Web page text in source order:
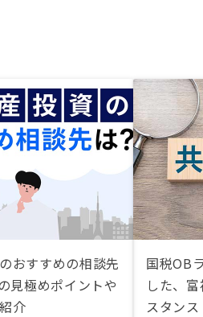
おすすめの相談先
見極めポイントや
介
国税OB
した、
スタンス